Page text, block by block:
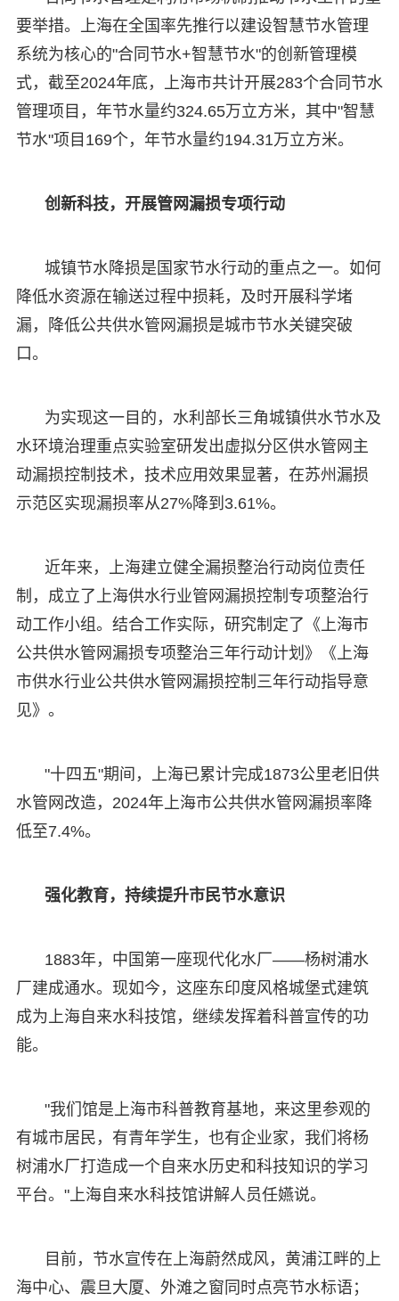
要举措。上海在全国率先推行以建设智慧节水管理
系统为核心的"合同节水+智慧节水"的创新管理模
式，截至2024年底，上海市共计开展283个合同节水
管理项目，年节水量约324.65万立方米，其中"智慧
节水"项目169个，年节水量约194.31万立方米。
创新科技，开展管网漏损专项行动
城镇节水降损是国家节水行动的重点之一。如何
降低水资源在输送过程中损耗，及时开展科学堵
漏，降低公共供水管网漏损是城市节水关键突破
口。
为实现这一目的，水利部长三角城镇供水节水及
水环境治理重点实验室研发出虚拟分区供水管网主
动漏损控制技术，技术应用效果显著，在苏州漏损
示范区实现漏损率从27%降到3.61%。
近年来，上海建立健全漏损整治行动岗位责任
制，成立了上海供水行业管网漏损控制专项整治行
动工作小组。结合工作实际，研究制定了《上海市
公共供水管网漏损专项整治三年行动计划》《上海
市供水行业公共供水管网漏损控制三年行动指导意
见》。
"十四五"期间，上海已累计完成1873公里老旧供
水管网改造，2024年上海市公共供水管网漏损率降
低至7.4%。
强化教育，持续提升市民节水意识
1883年，中国第一座现代化水厂——杨树浦水
厂建成通水。现如今，这座东印度风格城堡式建筑
成为上海自来水科技馆，继续发挥着科普宣传的功
能。
"我们馆是上海市科普教育基地，来这里参观的
有城市居民，有青年学生，也有企业家，我们将杨
树浦水厂打造成一个自来水历史和科技知识的学习
平台。"上海自来水科技馆讲解人员任嬿说。
目前，节水宣传在上海蔚然成风，黄浦江畔的上
海中心、震旦大厦、外滩之窗同时点亮节水标语；